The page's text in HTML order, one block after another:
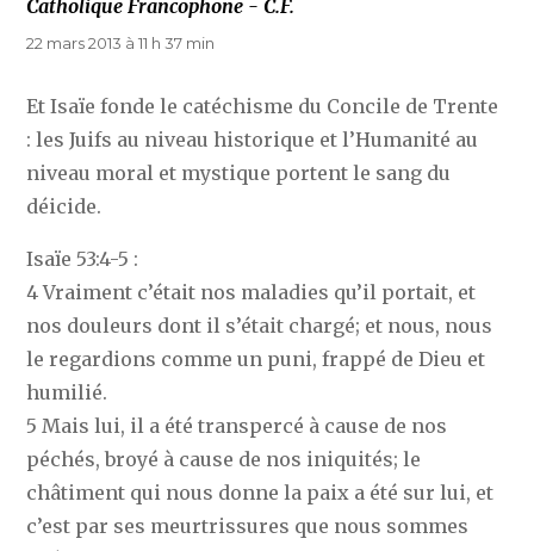
Catholique Francophone - C.F.
22 mars 2013 à 11 h 37 min
Et Isaïe fonde le catéchisme du Concile de Trente
: les Juifs au niveau historique et l’Humanité au
niveau moral et mystique portent le sang du
déicide.
Isaïe 53:4-5 :
4 Vraiment c’était nos maladies qu’il portait, et
nos douleurs dont il s’était chargé; et nous, nous
le regardions comme un puni, frappé de Dieu et
humilié.
5 Mais lui, il a été transpercé à cause de nos
péchés, broyé à cause de nos iniquités; le
châtiment qui nous donne la paix a été sur lui, et
c’est par ses meurtrissures que nous sommes